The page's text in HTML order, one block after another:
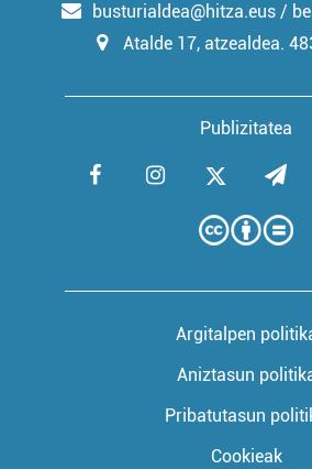
Publizitatea
busturialdea@hitza.eus /
Atalde 17, atzealdea.
Argitalpen
Aniztasun
Pribatutasun
Cookieak